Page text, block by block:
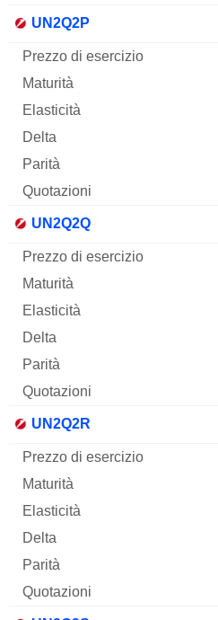
UN2Q2P
UN2Q2Q
UN2Q2R